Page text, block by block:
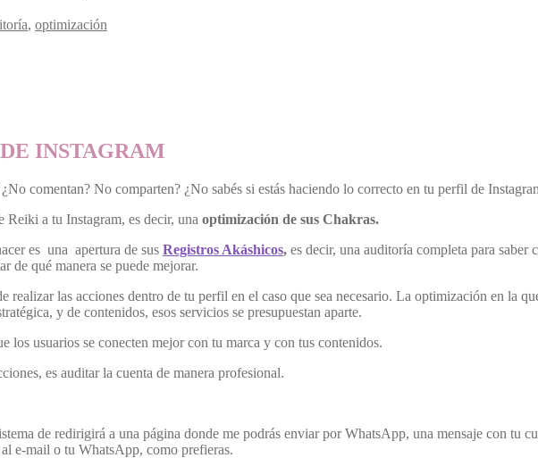
, optimización
INSTAGRAM
comentan? No comparten? ¿No sabés si estás haciendo lo correcto en tu perfil de
Reiki a tu Instagram, es decir, una optimización de sus Chakras.
es una apertura de sus Registros Akáshicos, es decir, una auditoría completa para saber
de qué manera se puede mejorar.
realizar las acciones dentro de tu perfil en el caso que sea necesario. La optimización en la
y de contenidos, esos servicios se presupuestan aparte.
los usuarios se conecten mejor con tu marca y con tus contenidos.
es auditar la cuenta de manera profesional.
de redirigirá a una página donde me podrás enviar por WhatsApp, una mensaje con tu
e-mail o tu WhatsApp, como prefieras.